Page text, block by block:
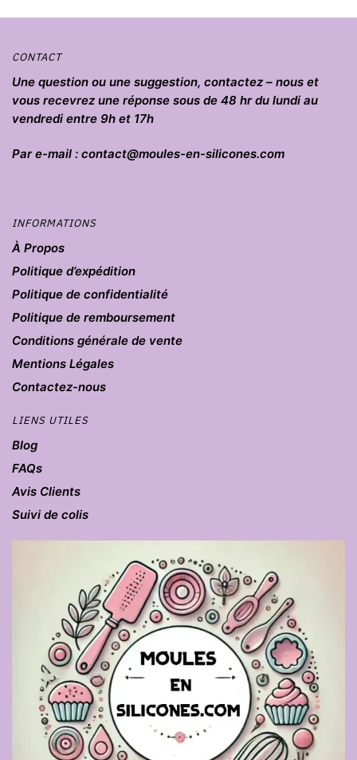
CONTACT
Une question ou une suggestion, contactez – nous et
vous recevrez une réponse sous de 48 hr du lundi au
vendredi entre 9h et 17h
Par e-mail : contact@moules-en-silicones.com
INFORMATIONS
À Propos
Politique d’expédition
Politique de confidentialité
Politique de remboursement
Conditions générale de vente
Mentions Légales
Contactez-nous
LIENS UTILES
Blog
FAQs
Avis Clients
Suivi de colis